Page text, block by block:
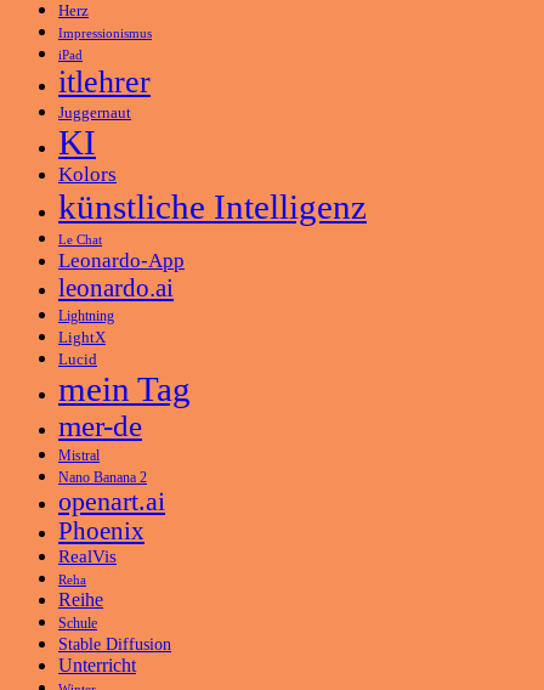
Herz
Impressionismus
iPad
itlehrer
Juggernaut
KI
Kolors
künstliche Intelligenz
Le Chat
Leonardo-App
leonardo.ai
Lightning
LightX
Lucid
mein Tag
mer-de
Mistral
Nano Banana 2
openart.ai
Phoenix
RealVis
Reha
Reihe
Schule
Stable Diffusion
Unterricht